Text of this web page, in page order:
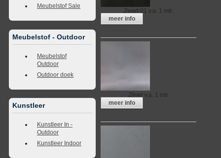
Meubelstof Sale
Meubelstof - Outdoor
Meubelstof
Outdoor
Outdoor doek
Kunstleer
Kunstleer In -
Outdoor
Kunstleer Indoor
Zwart 01 v.a. 1 mtr.
meer info
Zilver v.a. 1 mtr.
meer info